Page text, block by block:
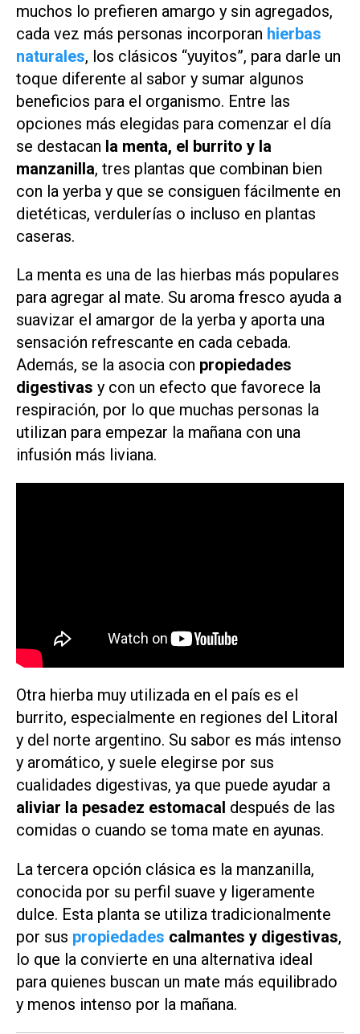
muchos lo prefieren amargo y sin agregados,
cada vez más personas incorporan hierbas
naturales, los clásicos “yuyitos”, para darle un
toque diferente al sabor y sumar algunos
beneficios para el organismo. Entre las
opciones más elegidas para comenzar el día
se destacan la menta, el burrito y la
manzanilla, tres plantas que combinan bien
con la yerba y que se consiguen fácilmente en
dietéticas, verdulerías o incluso en plantas
caseras.
La menta es una de las hierbas más populares
para agregar al mate. Su aroma fresco ayuda a
suavizar el amargor de la yerba y aporta una
sensación refrescante en cada cebada.
Además, se la asocia con propiedades
digestivas y con un efecto que favorece la
respiración, por lo que muchas personas la
utilizan para empezar la mañana con una
infusión más liviana.
Otra hierba muy utilizada en el país es el
burrito, especialmente en regiones del Litoral
y del norte argentino. Su sabor es más intenso
y aromático, y suele elegirse por sus
cualidades digestivas, ya que puede ayudar a
aliviar la pesadez estomacal después de las
comidas o cuando se toma mate en ayunas.
La tercera opción clásica es la manzanilla,
conocida por su perfil suave y ligeramente
dulce. Esta planta se utiliza tradicionalmente
por sus propiedades calmantes y digestivas,
lo que la convierte en una alternativa ideal
para quienes buscan un mate más equilibrado
y menos intenso por la mañana.